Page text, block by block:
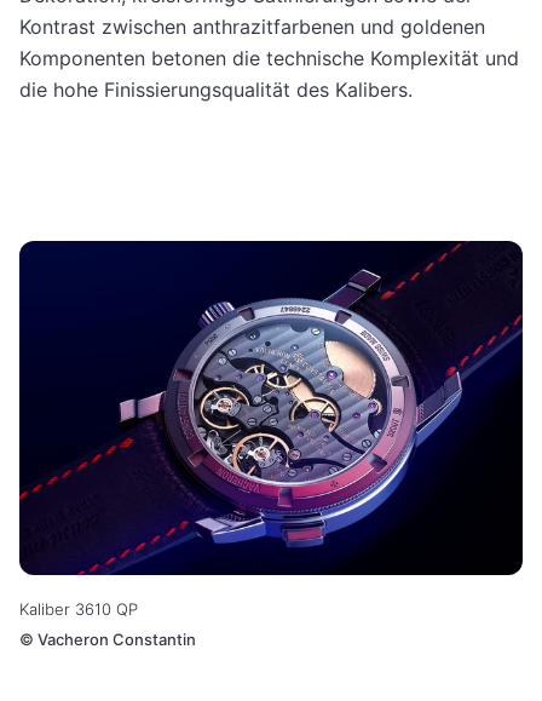
Kontrast zwischen anthrazitfarbenen und goldenen
Komponenten betonen die technische Komplexität und
die hohe Finissierungsqualität des Kalibers.
Kaliber 3610 QP
© Vacheron Constantin